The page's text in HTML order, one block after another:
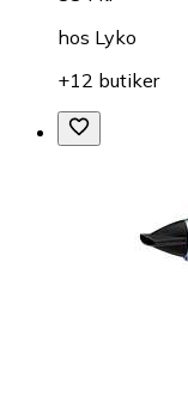
hos Lyko
+12 butiker